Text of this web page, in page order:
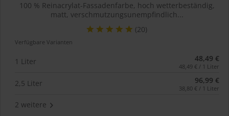
100 % Reinacrylat-Fassadenfarbe, hoch wetterbeständig,
matt, verschmutzungsunempfindlich...
(20)
Verfügbare Varianten
1 Liter 48,49 €
48,49 € / 1 Liter
2,5 Liter 96,99 €
38,80 € / 1 Liter
2 weitere